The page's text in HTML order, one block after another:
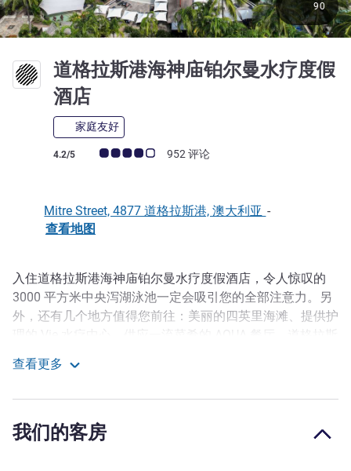
道格拉斯港海神庙铂尔曼水疗度假
酒店
家庭友好
客户意见评级 (ALL 评级)
4.2/5 952 评论
90
Mitre Street, 4877 道格拉斯港, 澳大利亚 -
查看地图
描述
入住道格拉斯港海神庙铂尔曼水疗度假酒店，令人惊叹的
3000 平方米中央泻湖泳池一定会吸引您的全部注意力。另
外，还有几个地方值得您前往：美丽的四英里海滩、提供护
受完别墅私人跌水潭后逐一体验。
Situated in picturesque Port Douglas, Pullman Port
Douglas Sea Temple Resort & Spa offers guests access to
a whole host of natural delights. Guests staying at this
查看更多
我们的客房